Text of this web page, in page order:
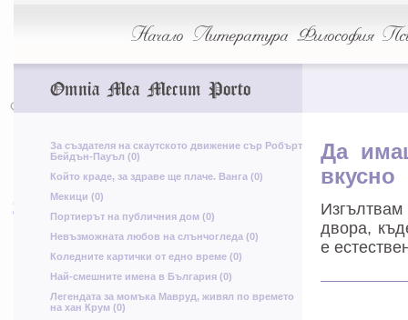
З
Е
Л
у
А
я
С
щ
Щ
Х
ь
Начало Литература Философия
Omnia Mea Mecum Porto
За създателя на скаутското движение сър Робърт
Бейдън-Пауъл (0)
Който краде, за здраве ще плаче. Ванга (0)
Мекици (0)
Портиерът на публичния дом (0)
Невъзможната любов на слънчогледа (0)
Коледните картички от едно време (0)
Най-смешните имена в България (0)
Легендата за момъка Мавруд, живял по времето
на хан Крум (0)
Да
вкусно
двора,
е